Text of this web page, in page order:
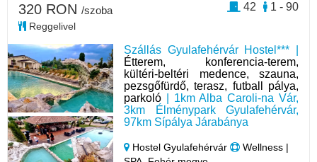
Szállás Gyulafehérvár Hostel*** |
Étterem, konferencia-terem,
kültéri-beltéri medence, szauna,
pezsgőfürdő, terasz, futball pálya,
parkoló | 1km Alba Caroli-na Vár,
3km Élménypark Gyulafehérvár,
97km Sípálya Járabánya
Hostel Gyulafehérvár
Wellness |
320 RON /szoba
Reggelivel
1 - 90
42